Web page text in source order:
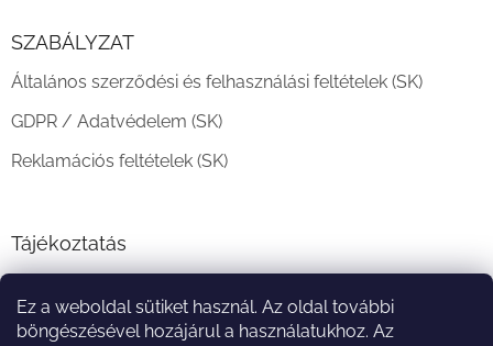
Ez a weboldal sütiket használ. Az oldal további
böngészésével hozájárul a használatukhoz. Az
SZABÁLYZAT
Általános szerződési és felhasználási feltételek (SK)
GDPR / Adatvédelem (SK)
Reklamációs feltételek (SK)
Tájékoztatás
A vásárlás menete